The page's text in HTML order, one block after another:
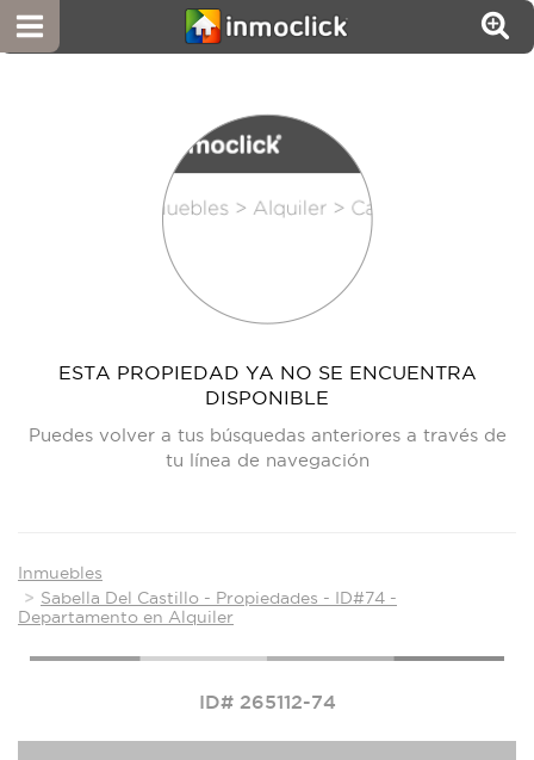
ESTA PROPIEDAD YA NO SE ENCUENTRA
DISPONIBLE
Puedes volver a tus búsquedas anteriores a través de
tu línea de navegación
Inmuebles
Sabella Del Castillo - Propiedades - ID#74 -
Departamento en Alquiler
ID# 265112-74